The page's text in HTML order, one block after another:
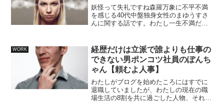
妖怪って失礼ですね森羅万象に不平不満
を感じる40代中盤独身女性のまゆうすさ
んに関する話です。わたし一生不満だら
の出来事だったのですが、彼女二年前の
ことで未だに目くじら立...
WORK
経歴だけは立派で誰よりも仕事の
できない男ポンコツ社員のぽんち
ゃん【頼むよ人事】
わたしがブログを始めたころにはすでに
退職していましたが、わたしの現在の職
場生活の8割を共に過ごした人物、それが